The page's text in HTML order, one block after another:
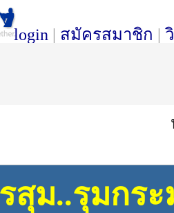
login | สมัครสมาชิก |
สุม..รุมกระ